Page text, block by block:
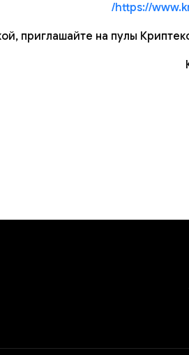
https://
приглашайте на пулы